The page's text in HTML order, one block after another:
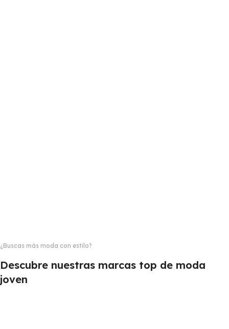
¿Buscas más moda con estilo?
Descubre nuestras marcas top de moda
joven